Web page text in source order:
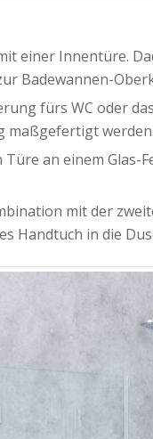
einer Innentüre.
Badewannen-
fürs WC oder
maßgefertigt werden.
an einem
mit der
Handtuch in die